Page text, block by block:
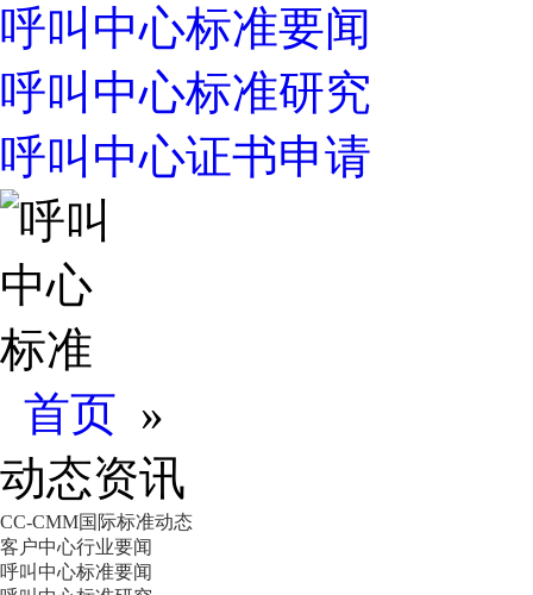
呼叫中心标准要闻
呼叫中心标准研究
呼叫中心证书申请
首页 »
动态资讯
CC-CMM国际标准动态
客户中心行业要闻
呼叫中心标准要闻